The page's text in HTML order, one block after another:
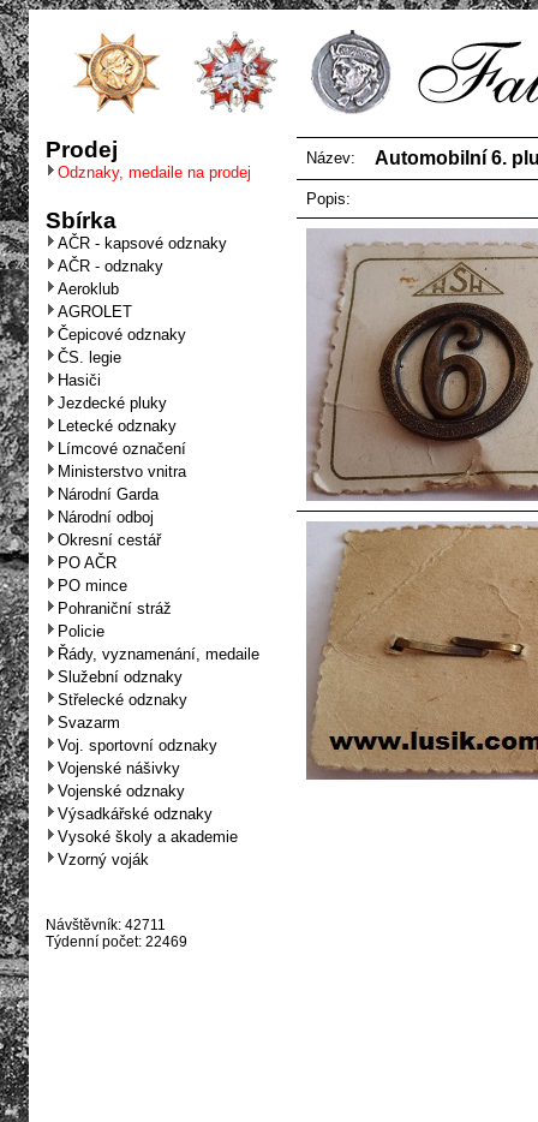
Prodej
Odznaky, medaile na prodej
Sbírka
AČR - kapsové odznaky
AČR - odznaky
Aeroklub
AGROLET
Čepicové odznaky
ČS. legie
Hasiči
Jezdecké pluky
Letecké odznaky
Límcové označení
Ministerstvo vnitra
Národní Garda
Národní odboj
Okresní cestář
PO AČR
PO mince
Pohraniční stráž
Policie
Řády, vyznamenání, medaile
Služební odznaky
Střelecké odznaky
Svazarm
Voj. sportovní odznaky
Vojenské nášivky
Vojenské odznaky
Výsadkářské odznaky
Vysoké školy a akademie
Vzorný voják
Návštěvník: 42711
Týdenní počet: 22469
Název: Automobilní 6.
Popis: